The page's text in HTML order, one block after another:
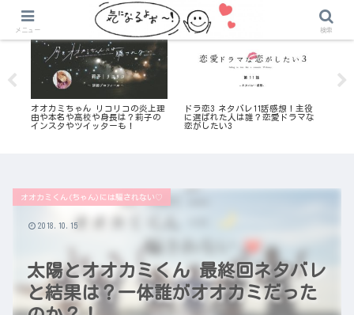
オオカミちゃん リコリコの炎上理
由や本名や高校や身長は？莉子の
インスタやツイッターも！
ドラ恋3 ネタバレ11話感想！主役
に選ばれた人は誰？恋愛ドラマな
恋がしたい3
太陽とオオカミくん 最終回ネタバレ
と結果は？一体誰がオオカミだった
オオカミくん(ちゃん)には騙されない♡
2018.10.15
メニュー 検索